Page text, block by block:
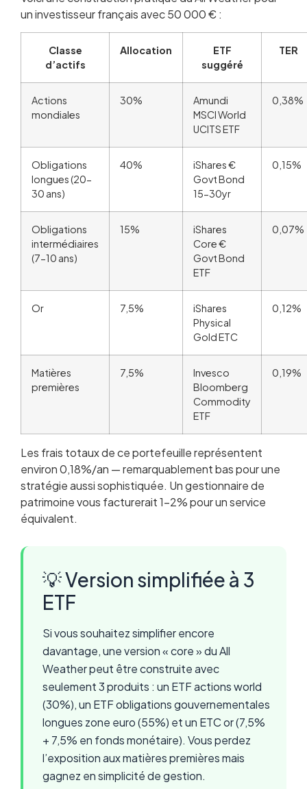
un investisseur français avec 50 000 € :
Classe
d’actifs
Allocation
ETF
suggéré
TER
Actions
mondiales
30%
Amundi
MSCI World
UCITS ETF
0,38%
Obligations
longues (20-
30 ans)
40%
iShares €
Govt Bond
15-30yr
0,15%
Obligations
intermédiaires
(7-10 ans)
15%
iShares
Core €
Govt Bond
ETF
0,07%
Or 7,5%
iShares
Physical
Gold ETC
0,12%
Matières
premières
7,5%
Invesco
Bloomberg
Commodity
ETF
0,19%
Les frais totaux de ce portefeuille représentent
environ 0,18%/an — remarquablement bas pour une
stratégie aussi sophistiquée. Un gestionnaire de
patrimoine vous facturerait 1-2% pour un service
équivalent.
💡 Version simplifiée à 3
ETF
Si vous souhaitez simplifier encore
davantage, une version « core » du All
Weather peut être construite avec
seulement 3 produits : un ETF actions world
(30%), un ETF obligations gouvernementales
longues zone euro (55%) et un ETC or (7,5%
+ 7,5% en fonds monétaire). Vous perdez
l’exposition aux matières premières mais
gagnez en simplicité de gestion.